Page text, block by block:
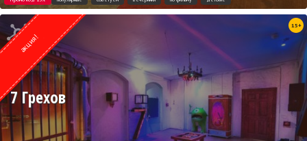
акция!
15+
7 Грехов